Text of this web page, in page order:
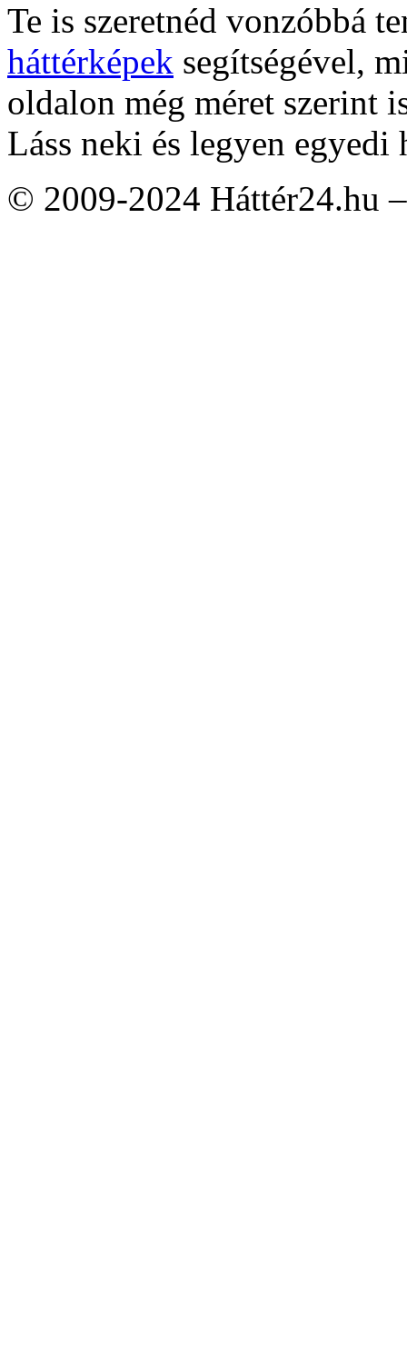
Te is szeretnéd vonzóbbá
háttérképek segítségével,
oldalon még méret szerint
Láss neki és legyen egyedi
© 2009-2024 Háttér24.hu